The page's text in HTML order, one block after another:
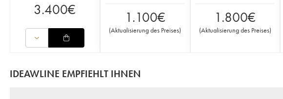
3.400€ 1.100€
(Aktualisierung des Preises)
1.800€
(Aktualisierung des Preises)
IDEAWLINE EMPFIEHLT IHNEN